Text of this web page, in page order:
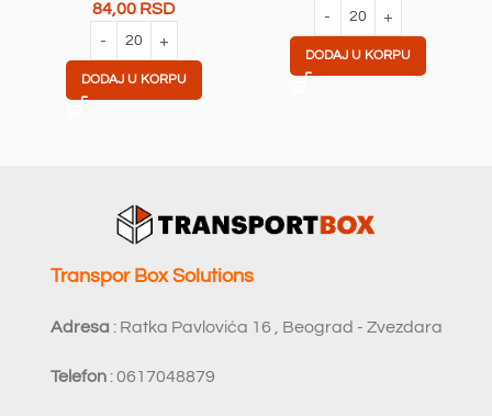
84,00 RSD
DODAJ U KORPU
DODAJ U KORPU
Transpor Box Solutions
Adresa : Ratka Pavlovića 16 , Beograd - Zvezdara
Telefon : 0617048879